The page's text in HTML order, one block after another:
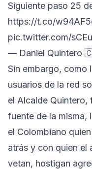
Siguiente paso 25
https://t.co/
pic.twitter.com/
— Daniel Quintero
Sin embargo, como
usuarios de la red
el Alcalde Quintero,
fuente de la misma,
el Colombiano
atrás y con quien el
vetan, hostigan